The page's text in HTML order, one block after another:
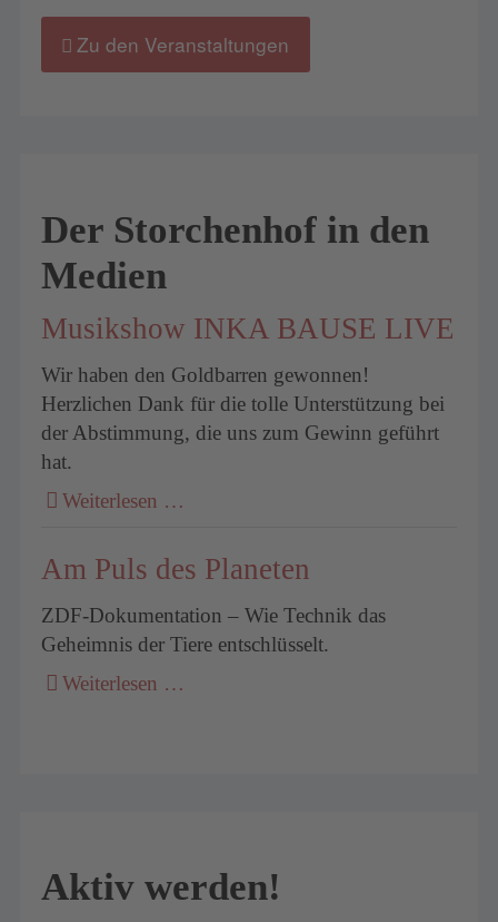
Zu den Veranstaltungen
Der Storchenhof in den
Medien
Musikshow INKA BAUSE LIVE
Wir haben den Goldbarren gewonnen!
Herzlichen Dank für die tolle Unterstützung bei
der Abstimmung, die uns zum Gewinn geführt
hat.
Weiterlesen …
Am Puls des Planeten
ZDF-Dokumentation – Wie Technik das
Geheimnis der Tiere entschlüsselt.
Weiterlesen …
Aktiv werden!